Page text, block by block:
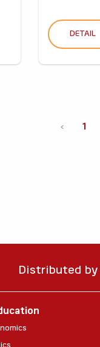
DETAIL
‹ 1
Distributed by